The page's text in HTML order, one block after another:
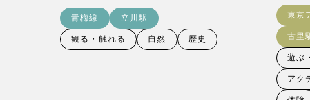
青梅線 立川駅
観る・触れる 自然 歴史
東京
古里
遊ぶ
アク